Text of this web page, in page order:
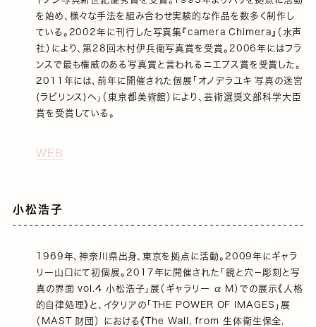
を始め、様々な手法を組み合わせ実験的な作品を数多く制作し
ている。2002年に刊行した写真集『camera Chimera』（水声
社）により、第28回木村伊兵衛写真賞を受賞。2006年にはフラ
ンスで最も権威のある写真賞と言われるニエプス賞を受賞した。
2011年には、前年に開催された個展「オノデラユキ 写真の迷宮
(ラビリンス)へ」（東京都美術館）により、芸術選奨文部科学大臣
賞を受賞している。
WEB
小松浩子
1969年、神奈川県出身、東京を拠点に活動。2009年にギャラ
リー山口にて初個展。2017年に開催された「鏡と穴－彫刻と写
真の界面 vol.4 小松浩子」展（ギャラリー α M）での展示《人格
的自律処理》と、イタリアの「THE POWER OF IMAGES」展
（MAST 財団） における《The Wall, from 生体衛生保全,